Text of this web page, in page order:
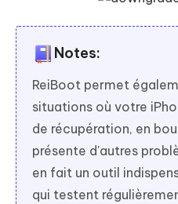
Notes:
ReiBoot permet
situations où votre
de récupération, en
présente d'autres
en fait un outil
qui testent